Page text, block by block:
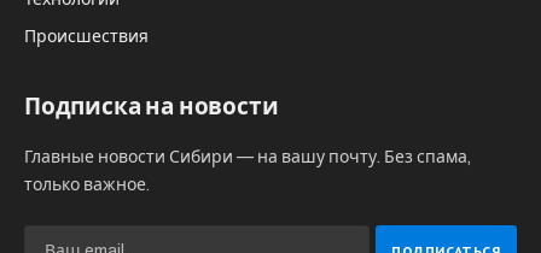
Происшествия
Подписка на новости
Главные новости Сибири — на вашу почту. Без спама,
только важное.